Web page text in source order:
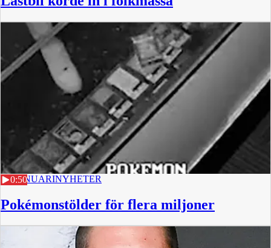
0:50
10 JANUARINYHETER
Pokémonstölder för flera miljoner